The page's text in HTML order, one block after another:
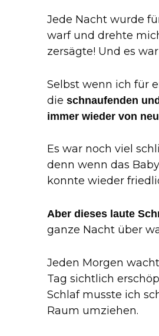
Jede Nacht wurde
warf und drehte
zersägte! Und es war
Selbst wenn ich für
die schnaufenden
immer wieder von
Es war noch viel
denn wenn das
konnte wieder
Aber dieses laute
ganze Nacht über
Jeden Morgen
Tag sichtlich
Schlaf musste ich
Raum umziehen.